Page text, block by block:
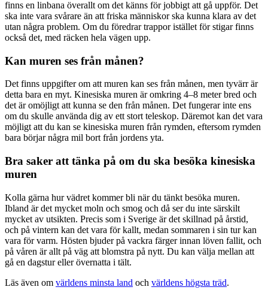
finns en linbana överallt om det känns för jobbigt att gå uppför. Det
ska inte vara svårare än att friska människor ska kunna klara av det
utan några problem. Om du föredrar trappor istället för stigar finns
också det, med räcken hela vägen upp.
Kan muren ses från månen?
Det finns uppgifter om att muren kan ses från månen, men tyvärr är
detta bara en myt. Kinesiska muren är omkring 4–8 meter bred och
det är omöjligt att kunna se den från månen. Det fungerar inte ens
om du skulle använda dig av ett stort teleskop. Däremot kan det vara
möjligt att du kan se kinesiska muren från rymden, eftersom rymden
bara börjar några mil bort från jordens yta.
Bra saker att tänka på om du ska besöka kinesiska
muren
Kolla gärna hur vädret kommer bli när du tänkt besöka muren.
Ibland är det mycket moln och smog och då ser du inte särskilt
mycket av utsikten. Precis som i Sverige är det skillnad på årstid,
och på vintern kan det vara för kallt, medan sommaren i sin tur kan
vara för varm. Hösten bjuder på vackra färger innan löven fallit, och
på våren är allt på väg att blomstra på nytt. Du kan välja mellan att
gå en dagstur eller övernatta i tält.
Läs även om världens minsta land och världens högsta träd.